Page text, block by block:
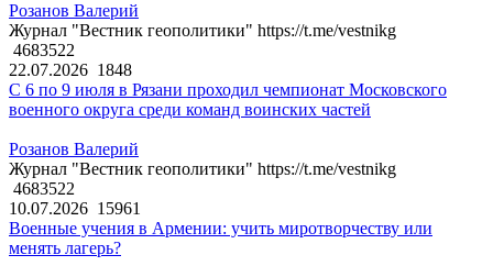
Розанов Валерий
Журнал "Вестник геополитики" https://t.me/vestnikg
4683522
22.07.2026 1848
С 6 по 9 июля в Рязани проходил чемпионат Московского
военного округа среди команд воинских частей
Розанов Валерий
Журнал "Вестник геополитики" https://t.me/vestnikg
4683522
10.07.2026 15961
Военные учения в Армении: учить миротворчеству или
менять лагерь?